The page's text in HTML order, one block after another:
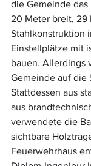
die Gemeinde
20 Meter breit, 29
Stahlkonstruktion
Einstellplätze mit
bauen. Allerdings
Gemeinde auf die
Stattdessen aus
aus
verwendete die
sichtbare
Feuerwehrhaus